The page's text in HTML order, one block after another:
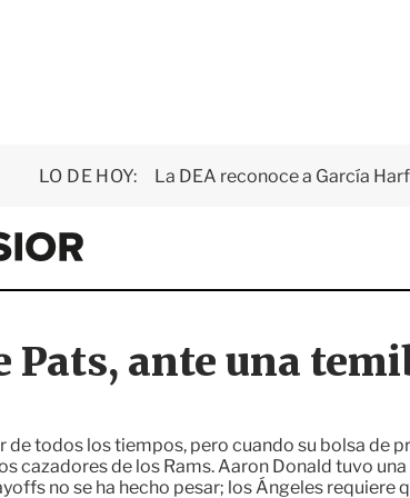
LO DE HOY: La DEA reconoce a García
E
x
e
i
o
Pats, ante una
de todos los tiempos, pero cuando su bolsa de
cazadores de los Rams. Aaron Donald tuvo
no se ha hecho pesar; los Ángeles requiere